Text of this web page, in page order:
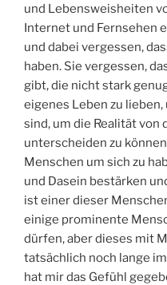
und Lebensweisheiten
Internet und Fernsehen
und dabei vergessen,
haben. Sie vergessen,
gibt, die nicht stark
eigenes Leben zu
sind, um die Realität
unterscheiden zu
Menschen um sich zu
und Dasein bestärken
ist einer dieser
einige prominente
dürfen, aber dieses mit
tatsächlich noch lange
hat mir das Gefühl